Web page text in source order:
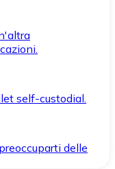
self-custodial.
delle